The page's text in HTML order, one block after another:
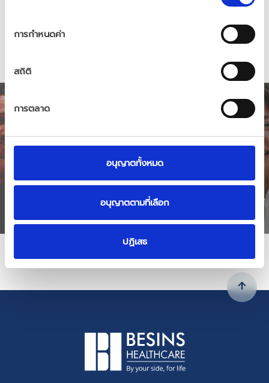
การกำหนดค่า
สถิติ
การตลาด
อนุญาตทั้งหมด
อนุญาตตามที่เลือก
ปฏิเสธ
Caring in Action:
Insights from Besins
Healthcare